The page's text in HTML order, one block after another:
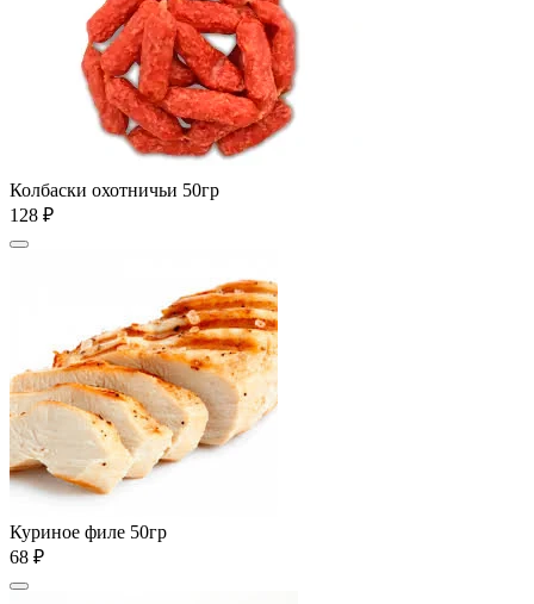
Колбаски охотничьи 50гр
128 ₽
Куриное филе 50гр
68 ₽